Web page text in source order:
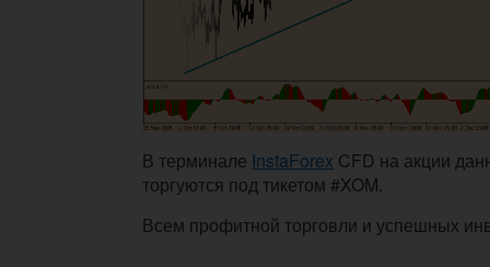
В терминале InstaForex CFD на акции
торгуются под тикетом #XOM.
Всем профитной торговли и успешных